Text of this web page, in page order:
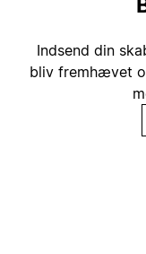
Indsend din
bliv fremhævet